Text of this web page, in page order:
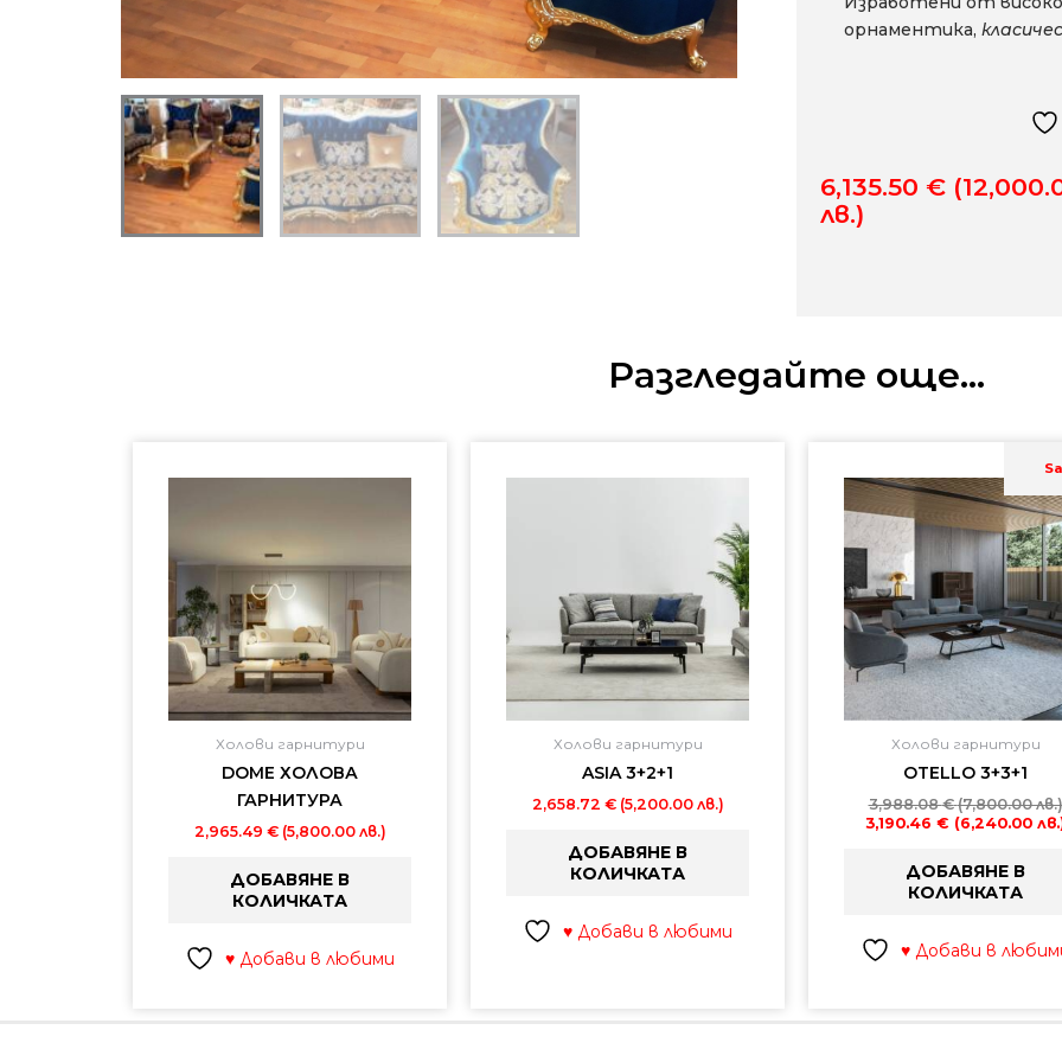
орнаментика,
6,135.50 €
лв.)
Разгледайте още...
Холови гарнитури
DOME ХОЛОВА
ГАРНИТУРА
2,965.49 € (5,800.00 лв.)
ДОБАВЯНЕ В
КОЛИЧКАТА
♥ Добави в любими
Холови гарнитури
ASIA 3+2+1
2,658.72 € (5,200.00 лв.)
ДОБАВЯНЕ В
КОЛИЧКАТА
♥ Добави в любими
Холови гарнитури
OTELLO 3+3+1
3,988.08€ (7,800.00 лв.)
3,190.46 € (6,240.00
ДОБАВЯНЕ В
КОЛИЧКАТА
♥ Добави в